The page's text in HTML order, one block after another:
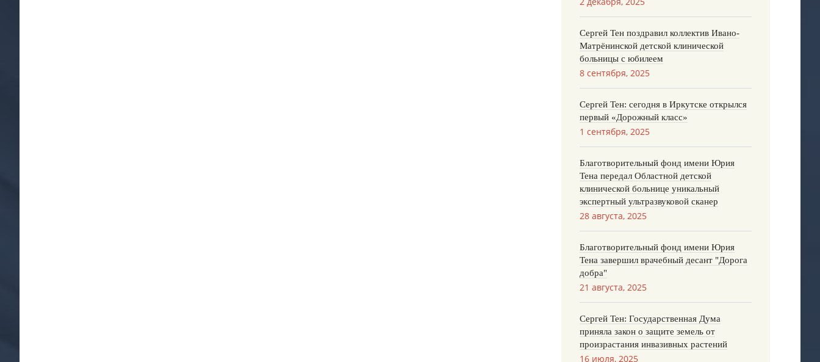
Сергей Тен поздравил коллектив Ивано-
Матрёнинской детской клинической
больницы с юбилеем
8 сентября, 2025
Сергей Тен: сегодня в Иркутске открылся
первый «Дорожный класс»
1 сентября, 2025
Благотворительный фонд имени Юрия
Тена передал Областной детской
клинической больнице уникальный
экспертный ультразвуковой сканер
28 августа, 2025
Благотворительный фонд имени Юрия
Тена завершил врачебный десант "Дорога
добра"
21 августа, 2025
Сергей Тен: Государственная Дума
приняла закон о защите земель от
произрастания инвазивных растений
16 июля, 2025